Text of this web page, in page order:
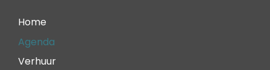
Home
Agenda
Verhuur